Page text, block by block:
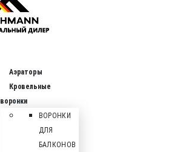
Аэраторы
Кровельные
воронки
ВОРОНКИ
ДЛЯ
БАЛКОНОВ